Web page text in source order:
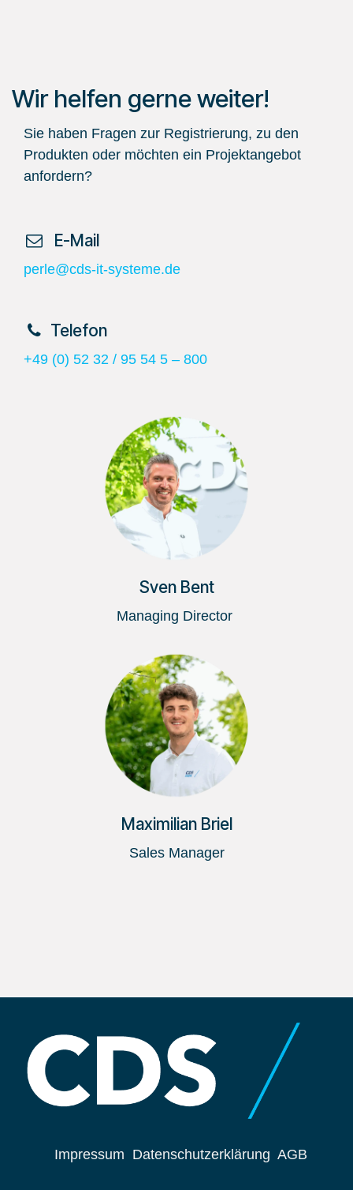
Wir helfen gerne weiter!
Sie haben Fragen zur Registrierung, zu den
Produkten oder möchten ein Projektangebot
anfordern?
​ E-Mail
perle@cds-it-systeme.de
​Telefon
+49 (0) 52 32 / 95 54 5 – 800
Sven Bent
Managing Director
Maximilian Briel
Sales Manager
Impressum Datenschutzerklärung AGB